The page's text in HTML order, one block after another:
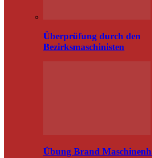
Überprüfung durch den
Bezirksmaschinisten
Übung Brand